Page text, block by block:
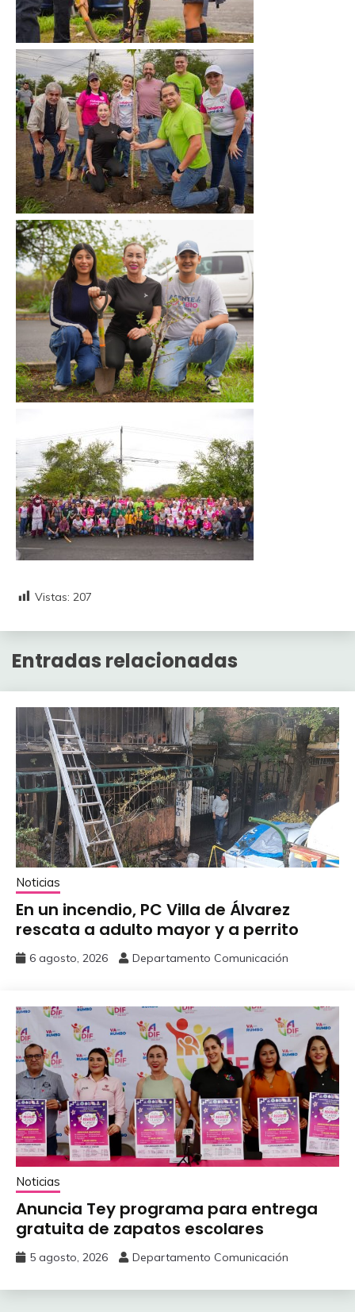
Vistas: 207
Entradas relacionadas
Noticias
En un incendio, PC Villa de Álvarez
‎rescata a adulto mayor y a perrito
6 agosto, 2026 Departamento Comunicación
Noticias
Anuncia Tey programa para entrega
gratuita de zapatos escolares
5 agosto, 2026 Departamento Comunicación